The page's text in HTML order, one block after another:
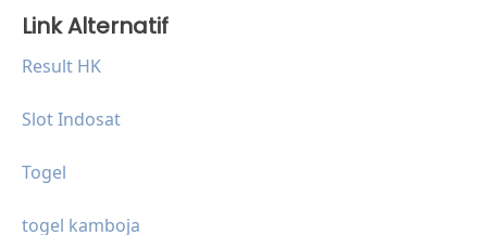
Link Alternatif
Result HK
Slot Indosat
Togel
togel kamboja